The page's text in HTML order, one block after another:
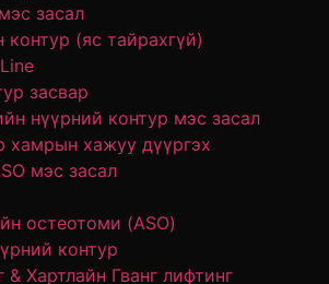
засал
(яс тайрахгүй)
засвар
нүүрний контур мэс засал
хамрын хажуу дүүргэх
мэс засал
остеотоми (ASO)
контур
& Хартлайн Гванг лифтинг